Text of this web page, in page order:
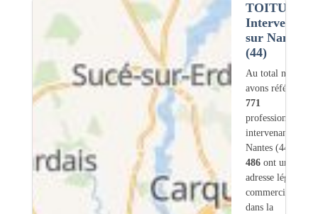
TOITURE
Intervention
sur Nantes
(44)
Au total nous
avons référencé
771
professionnels
intervenant sur
Nantes (44) dont
486ont une
adresse légale ou
commerciale
dans la